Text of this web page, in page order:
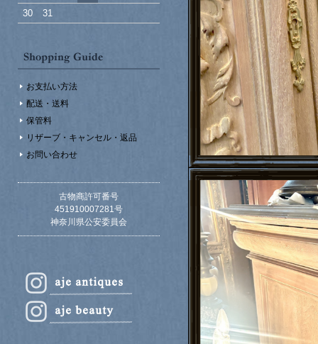
30
31
お支払い方法
配送・送料
保管料
リザーブ・キャンセル・返品
お問い合わせ
古物商許可番号
451910007281号
神奈川県公安委員会